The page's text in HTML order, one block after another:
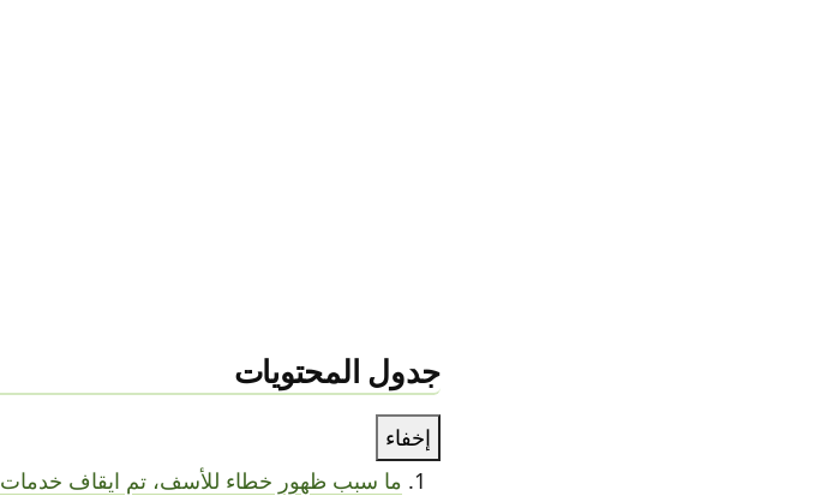
جدول المحتويات
إخفاء
ما سبب ظهور خطاء للأسف، تم ايقاف خدمات Google Play؟